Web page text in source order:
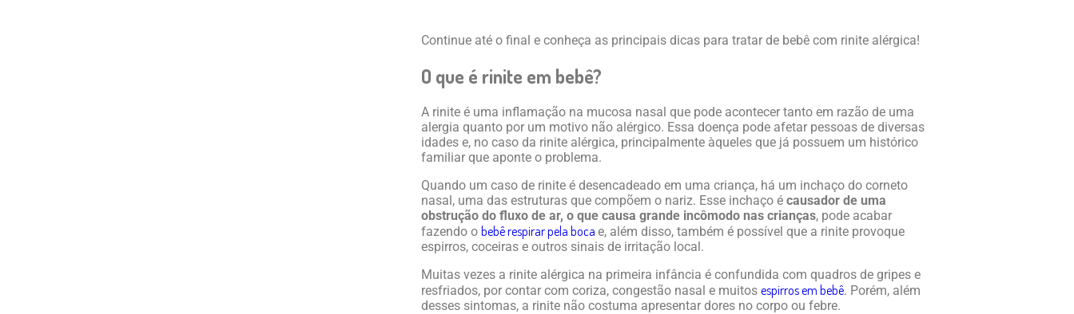
Continue até o final e conheça as principais dicas para tratar de bebê com rinite alérgica!
O que é rinite em bebê?
A rinite é uma inflamação na mucosa nasal que pode acontecer tanto em razão de uma
alergia quanto por um motivo não alérgico. Essa doença pode afetar pessoas de diversas
idades e, no caso da rinite alérgica, principalmente àqueles que já possuem um histórico
familiar que aponte o problema.
Quando um caso de rinite é desencadeado em uma criança, há um inchaço do corneto
nasal, uma das estruturas que compõem o nariz. Esse inchaço é causador de uma
obstrução do fluxo de ar, o que causa grande incômodo nas crianças, pode acabar
fazendo o bebê respirar pela boca e, além disso, também é possível que a rinite provoque
espirros, coceiras e outros sinais de irritação local.
Muitas vezes a rinite alérgica na primeira infância é confundida com quadros de gripes e
resfriados, por contar com coriza, congestão nasal e muitos espirros em bebê. Porém, além
desses sintomas, a rinite não costuma apresentar dores no corpo ou febre.